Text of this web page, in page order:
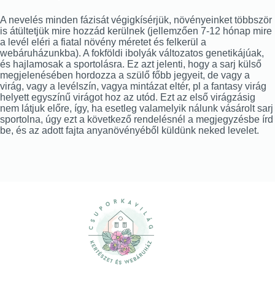
A nevelés minden fázisát végigkísérjük, növényeinket többször
is átültetjük mire hozzád kerülnek (jellemzően 7-12 hónap mire
a levél eléri a fiatal növény méretet és felkerül a
webáruházunkba). A fokföldi ibolyák változatos genetikájúak,
és hajlamosak a sportolásra. Ez azt jelenti, hogy a sarj külső
megjelenésében hordozza a szülő főbb jegyeit, de vagy a
virág, vagy a levélszín, vagya mintázat eltér, pl a fantasy virág
helyett egyszínű virágot hoz az utód. Ezt az első virágzásig
nem látjuk előre, így, ha esetleg valamelyik nálunk vásárolt sarj
sportolna, úgy ezt a következő rendelésnél a megjegyzésbe írd
be, és az adott fajta anyanövényéből küldünk neked levelet.